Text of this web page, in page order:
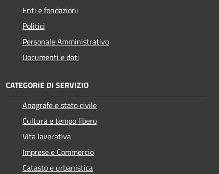
Enti e fondazioni
Politici
Personale Amministrativo
Documenti e dati
CATEGORIE DI SERVIZIO
Anagrafe e stato civile
Cultura e tempo libero
Vita lavorativa
Imprese e Commercio
Catasto e urbanistica